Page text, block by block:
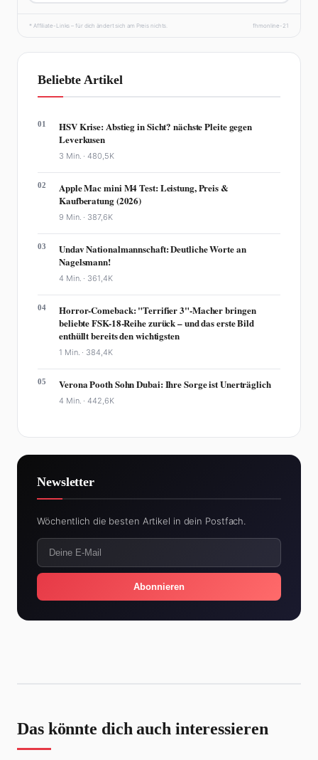
* Affiliate-Links – für dich ändert sich am Preis nichts. fhmonline-21
Beliebte Artikel
01
HSV Krise: Abstieg in Sicht? nächste Pleite gegen
Leverkusen
3 Min. ·480,5K
02
Apple Mac mini M4 Test: Leistung, Preis &
Kaufberatung (2026)
9 Min. · 387,6K
03
Undav Nationalmannschaft: Deutliche Worte an
Nagelsmann!
4 Min. · 361,4K
04
Horror-Comeback: "Terrifier 3"-Macher bringen
beliebte FSK-18-Reihe zurück – und das erste Bild
enthüllt bereits den wichtigsten
1 Min. · 384,4K
05 Verona Pooth Sohn Dubai: Ihre Sorge ist Unerträglich
4 Min. ·442,6K
Newsletter
Wöchentlich die besten Artikel in dein Postfach.
Abonnieren
Das könnte dich auch interessieren